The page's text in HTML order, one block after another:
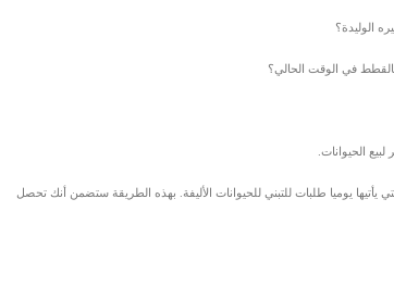
الوليدة؟
في الوقت الحالي؟
الحيوانات.
يأتيها يوميا طلبات للتبني للحيوانات الأليفة. بهذه الطريقة ستضمن أنك تحصل